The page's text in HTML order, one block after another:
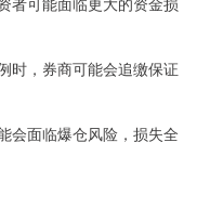
时，券商可能会追缴保证
会面临爆仓风险，损失全